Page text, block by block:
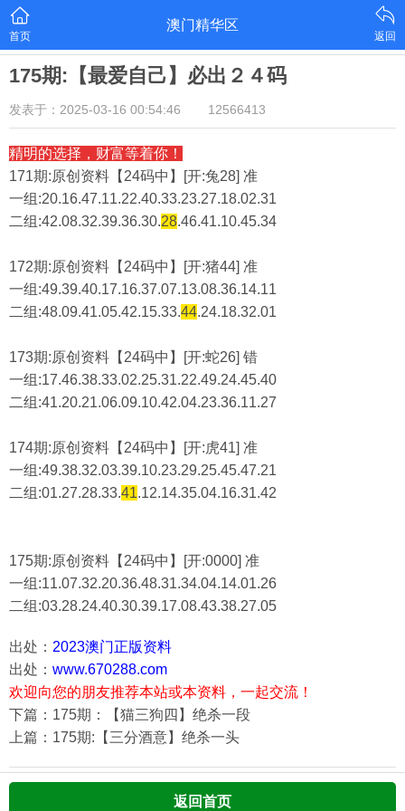
首页
澳门精华区
返回
175期:【最爱自己】必出２４码
发表于：2025-03-16 00:54:46 12566413
精明的选择，财富等着你！
171期:原创资料【24码中】[开:兔28] 准
一组:20.16.47.11.22.40.33.23.27.18.02.31
二组:42.08.32.39.36.30.28.46.41.10.45.34
172期:原创资料【24码中】[开:猪44] 准
一组:49.39.40.17.16.37.07.13.08.36.14.11
二组:48.09.41.05.42.15.33.44.24.18.32.01
173期:原创资料【24码中】[开:蛇26] 错
一组:17.46.38.33.02.25.31.22.49.24.45.40
二组:41.20.21.06.09.10.42.04.23.36.11.27
174期:原创资料【24码中】[开:虎41] 准
一组:49.38.32.03.39.10.23.29.25.45.47.21
二组:01.27.28.33.41.12.14.35.04.16.31.42
175期:原创资料【24码中】[开:0000] 准
一组:11.07.32.20.36.48.31.34.04.14.01.26
二组:03.28.24.40.30.39.17.08.43.38.27.05
出处： 2023澳门正版资料
出处： www.670288.com
欢迎向您的朋友推荐本站或本资料，一起交流！
下篇：175期：【猫三狗四】绝杀一段
上篇：175期:【三分酒意】绝杀一头
返回首页